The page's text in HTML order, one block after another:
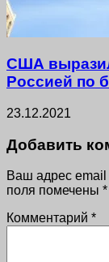
США
Россией по
23.12.2021
Добавить
Ваш адрес email
поля помечены *
Комментарий *